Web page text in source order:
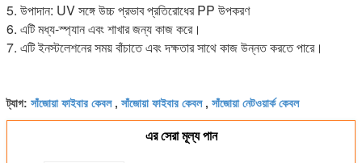
5. উপাদান: UV সঙ্গে উচ্চ প্রভাব প্রতিরোধের PP উপকরণ
6. এটি মধ্য-স্প্যান এবং শাখার জন্য কাজ করে।
7. এটি ইনস্টলেশনের সময় বাঁচাতে এবং দক্ষতার সাথে কাজ উন্নত করতে পারে।
ট্যাগ: সাঁজোয়া ফাইবার কেবল, সাঁজোয়া ফাইবার কেবল, সাঁজোয়া নেটওয়ার্ক কেবল
এর সেরা মূল্য পান